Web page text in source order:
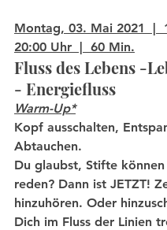
Montag, 03. Mai 2021  |
20:00 Uhr  |  60 Min.
Fluss des Lebens -
- Energiefluss
Warm-Up*
Kopf ausschalten,
Abtauchen.
Du glaubst, Stifte
reden? Dann ist JETZT!
hinzuhören. Oder
Dich im Fluss der Linien